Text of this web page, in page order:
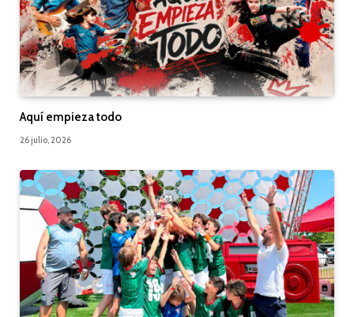
Aquí empieza todo
26 julio, 2026